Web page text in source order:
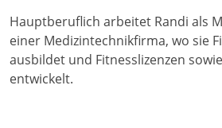
Hauptberuflich arbeitet Randi als
einer Medizintechnikfirma, wo sie
ausbildet und Fitnesslizenzen
entwickelt.